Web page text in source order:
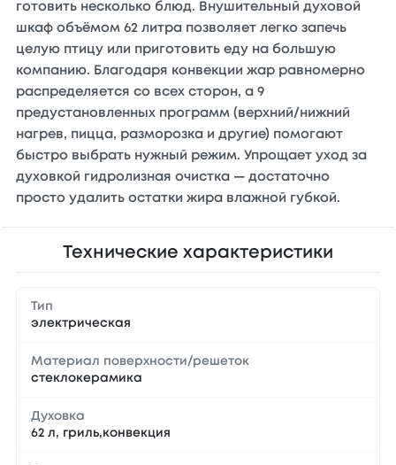
готовить несколько блюд. Внушительный духовой
шкаф объёмом 62 литра позволяет легко запечь
целую птицу или приготовить еду на большую
компанию. Благодаря конвекции жар равномерно
распределяется со всех сторон, а 9
предустановленных программ (верхний/нижний
нагрев, пицца, разморозка и другие) помогают
быстро выбрать нужный режим. Упрощает уход за
духовкой гидролизная очистка — достаточно
просто удалить остатки жира влажной губкой.
Технические характеристики
Тип
электрическая
Материал поверхности/решеток
cтеклокерамика
Духовка
62 л, гриль,конвекция